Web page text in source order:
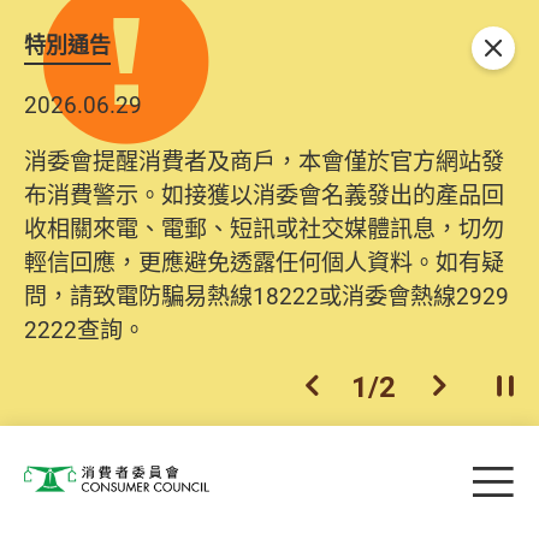
特別通告
2026.06.29
消委會提醒消費者及商戶，本會僅於官方網站發
布消費警示。如接獲以消委會名義發出的產品回
收相關來電、電郵、短訊或社交媒體訊息，切勿
輕信回應，更應避免透露任何個人資料。如有疑
問，請致電防騙易熱線18222或消委會熱線2929
2222查詢。
上一個
1/2 下一個開
關閉
消費者委員會 目